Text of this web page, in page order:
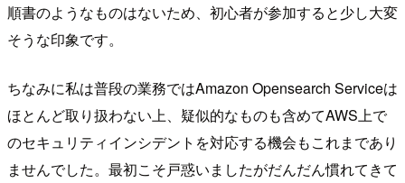
順書のようなものはないため、初心者が参加すると少し大変
そうな印象です。
ちなみに私は普段の業務ではAmazon Opensearch Serviceは
ほとんど取り扱わない上、疑似的なものも含めてAWS上で
のセキュリティインシデントを対応する機会もこれまであり
ませんでした。最初こそ戸惑いましたがだんだん慣れてきて